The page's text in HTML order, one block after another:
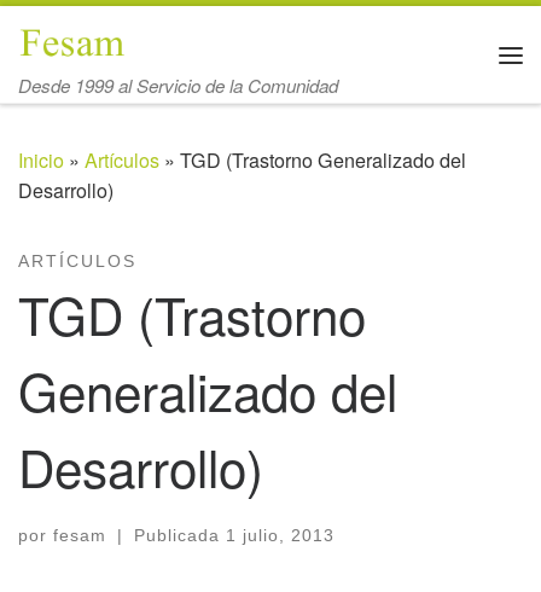
Saltar al contenido
Desde 1999 al Servicio de la Comunidad
Inicio » Artículos » TGD (Trastorno Generalizado del
Desarrollo)
ARTÍCULOS
TGD (Trastorno
Generalizado del
Desarrollo)
por fesam | Publicada 1 julio, 2013